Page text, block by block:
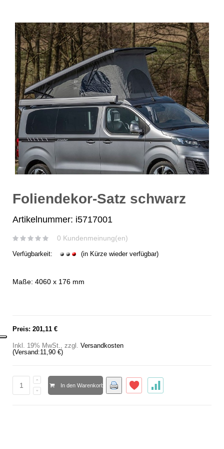
Foliendekor-Satz schwarz
Artikelnummer: i5717001
0 Kundenmeinung(en)
Verfügbarkeit: (in Kürze wieder verfügbar)
Maße: 4060 x 176 mm
Preis: 201,11 €
Inkl. 19% MwSt., zzgl. Versandkosten
(Versand:11,90 €)
In den Warenkorb